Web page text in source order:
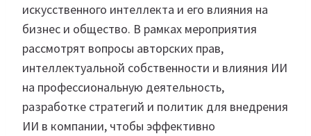
искусственного интеллекта и его влияния на
бизнес и общество. В рамках мероприятия
рассмотрят вопросы авторских прав,
интеллектуальной собственности и влияния ИИ
на профессиональную деятельность,
разработке стратегий и политик для внедрения
ИИ в компании, чтобы эффективно